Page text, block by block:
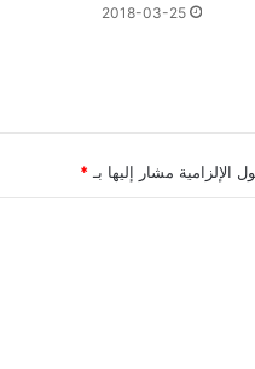
2018-03-25
الإلزامية مشار إليها بـ *